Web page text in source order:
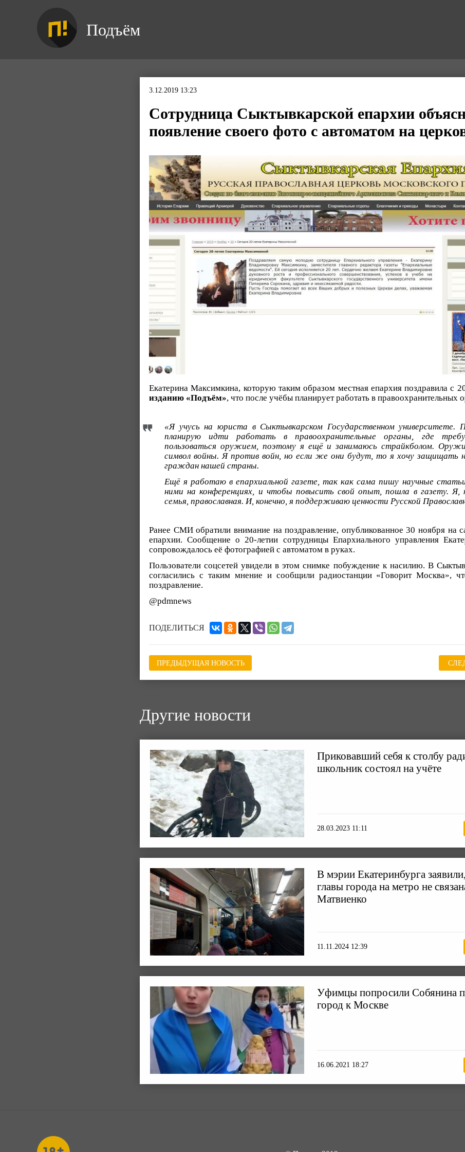
Подъём
3.12.2019 13:23
Сотрудница Сыктывкарской епархии
появление своего фото с автоматом на
Екатерина Максимкина, которую таким образом местная епархия поздравила с
изданию «Подъём», что после учёбы планирует работать в правоохранительных
«Я учусь на юриста в Сыктывкарском Государственном университете.
планирую идти работать в правоохранительные органы, где
пользоваться оружием, поэтому я ещё и занимаюсь страйкболом.
символ войны. Я против войн, но если же они будут, то я хочу защищать
граждан нашей страны.
Ещё я работаю в епархиальной газете, так как сама пишу научные
ними на конференциях, и чтобы повысить свой опыт, пошла в газету. Я,
семья, православная. И, конечно, я поддерживаю ценности Русской
Ранее СМИ обратили внимание на поздравление, опубликованное 30 ноября на
епархии. Сообщение о 20-летии сотрудницы Епархиального управления
сопровождалось её фотографией с автоматом в руках.
Пользователи соцсетей увидели в этом снимке побуждение к насилию. В
согласились с таким мнение и сообщили радиостанции «Говорит Москва»,
поздравление.
@pdmnews
ПОДЕЛИТЬСЯ
ПРЕДЫДУЩАЯ НОВОСТЬ
Другие новости
Приковавший себя к столбу
школьник состоял на учёте
28.03.2023 11:11
В мэрии Екатеринбурга
главы города на метро не
Матвиенко
11.11.2024 12:39
Уфимцы попросили Собянина
город к Москве
16.06.2021 18:27